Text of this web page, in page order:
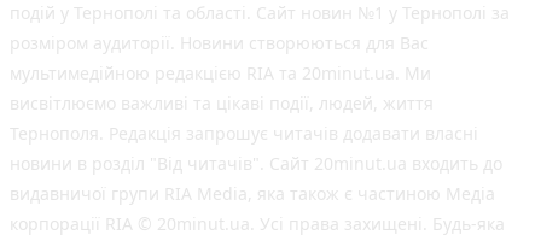
подій у Тернополі та області. Сайт новин №1 у Тернополі за
розміром аудиторії. Новини створюються для Вас
мультимедійною редакцією RIA та 20minut.ua. Ми
висвітлюємо важливі та цікаві події, людей, життя
Тернополя. Редакція запрошує читачів додавати власні
новини в розділ "Від читачів". Сайт 20minut.ua входить до
видавничої групи RIA Media, яка також є частиною Медіа
корпорації RIA © 20minut.ua. Усі права захищені. Будь-яка